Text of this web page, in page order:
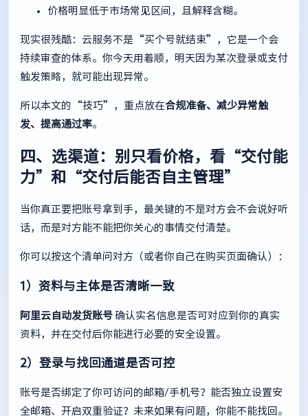
价格明显低于市场常见区间，且解释含糊。
现实很残酷：云服务不是“买个号就结束”，它是一个会
持续审查的体系。你今天用着顺，明天因为某次登录或支付
触发策略，就可能出现异常。
所以本文的“技巧”，重点放在合规准备、减少异常触
发、提高通过率。
四、选渠道：别只看价格，看“交付能
力”和“交付后能否自主管理”
当你真正要把账号拿到手，最关键的不是对方会不会说好听
话，而是对方能不能把你关心的事情交付清楚。
你可以按这个清单问对方（或者你自己在购买页面确认）：
1）资料与主体是否清晰一致
阿里云自动发货账号 确认实名信息是否可对应到你的真实
资料，并在交付后你能进行必要的安全设置。
2）登录与找回通道是否可控
账号是否绑定了你可访问的邮箱/手机号？能否独立设置安
全邮箱、开启双重验证？未来如果有问题，你能不能找回。